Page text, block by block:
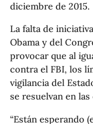
diciembre de 2015.
La falta de
Obama y del
provocar que al
contra el FBI, los
vigilancia del
se resuelvan en
“Están esperando